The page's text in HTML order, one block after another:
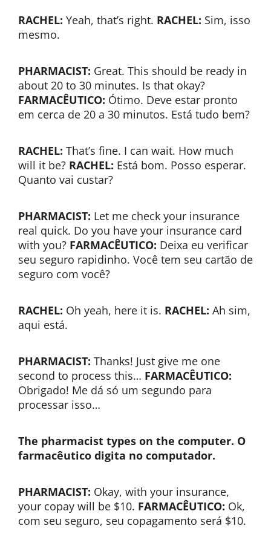
RACHEL: Yeah, that’s right. RACHEL: Sim, isso
mesmo.
PHARMACIST: Great. This should be ready in
about 20 to 30 minutes. Is that okay?
FARMACÊUTICO: Ótimo. Deve estar pronto
em cerca de 20 a 30 minutos. Está tudo bem?
RACHEL: That’s fine. I can wait. How much
will it be? RACHEL: Está bom. Posso esperar.
Quanto vai custar?
PHARMACIST: Let me check your insurance
real quick. Do you have your insurance card
with you? FARMACÊUTICO: Deixa eu verificar
seu seguro rapidinho. Você tem seu cartão de
seguro com você?
RACHEL: Oh yeah, here it is. RACHEL: Ah sim,
aqui está.
PHARMACIST: Thanks! Just give me one
second to process this… FARMACÊUTICO:
Obrigado! Me dá só um segundo para
processar isso…
The pharmacist types on the computer. O
farmacêutico digita no computador.
PHARMACIST: Okay, with your insurance,
your copay will be $10. FARMACÊUTICO: Ok,
com seu seguro, seu copagamento será $10.